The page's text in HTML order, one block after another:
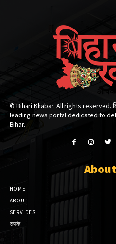
© Bihari Khabar. All rights reserved.
leading news portal dedicated to
Bihar.
HOME
ABOUT
SERVICES
संपर्क